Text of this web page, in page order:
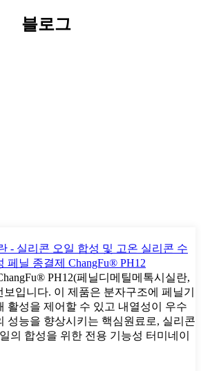
블로그
- 실리콘 오일 합성 및 고온 실리콘 수
페닐 종결제 ChangFu® PH12
PH12(페닐디메틸메톡시실란,
보입니다. 이 제품은 분자구조에 페닐기
활성을 제어할 수 있고 내열성이 우수
성능을 향상시키는 핵심원료로, 실리콘
의 합성을 위한 전용 기능성 터미네이